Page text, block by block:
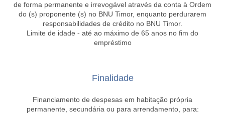
de forma permanente e irrevogável através da conta à Ordem
do (s) proponente (s) no BNU Timor, enquanto perdurarem
responsabilidades de crédito no BNU Timor.
Limite de idade - até ao máximo de 65 anos no fim do
empréstimo
Finalidade
Financiamento de despesas em habitação própria
permanente, secundária ou para arrendamento, para: